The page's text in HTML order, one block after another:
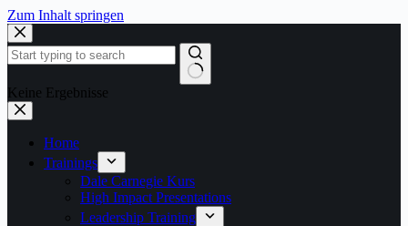
Zum Inhalt springen
Keine Ergebnisse
Home
Trainings
Dale Carnegie Kurs
High Impact Presentations
Leadership Training